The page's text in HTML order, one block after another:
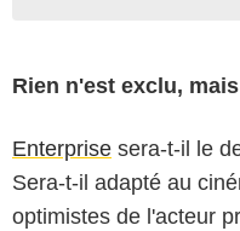
Rien n'est exclu,
Enterprise sera-t-il le
Sera-t-il adapté au
optimistes de l'acteur